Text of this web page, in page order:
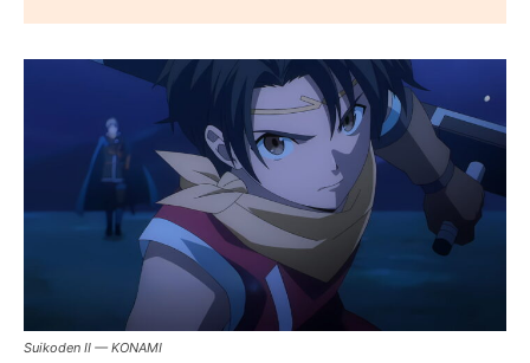
Suikoden II — KONAMI